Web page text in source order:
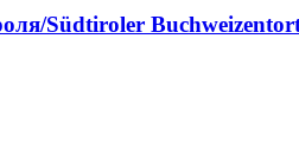
Südtiroler